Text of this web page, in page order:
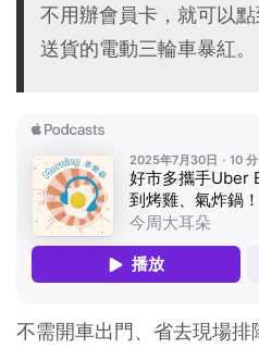
不用辦會員卡，就可以
送貨的電動三輪車暴紅。
不需開車出門、省去現場